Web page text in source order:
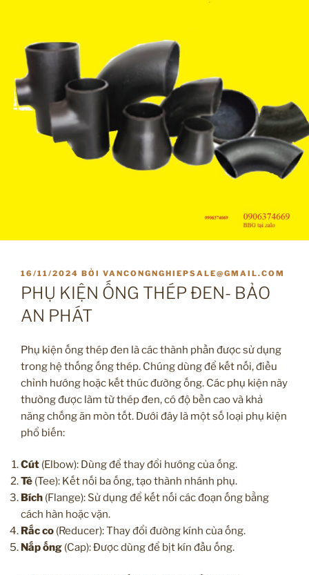
ĐĂNG
TRONG
16/11/2024 BỞI VANCONGNGHIEPSALE@GMAIL.COM
PHỤ KIỆN ỐNG THÉP ĐEN- BẢO
AN PHÁT
Phụ kiện ống thép đen là các thành phần được sử dụng
trong hệ thống ống thép. Chúng dùng để kết nối, điều
chỉnh hướng hoặc kết thúc đường ống. Các phụ kiện này
thường được làm từ thép đen, có độ bền cao và khả
năng chống ăn mòn tốt. Dưới đây là một số loại phụ kiện
phổ biến:
Cút (Elbow): Dùng để thay đổi hướng của ống.
Tê (Tee): Kết nối ba ống, tạo thành nhánh phụ.
Bích (Flange): Sử dụng để kết nối các đoạn ống bằng
cách hàn hoặc vặn.
Rắc co (Reducer): Thay đổi đường kính của ống.
Nắp ống (Cap): Được dùng để bịt kín đầu ống.